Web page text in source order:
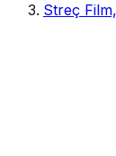
Streç